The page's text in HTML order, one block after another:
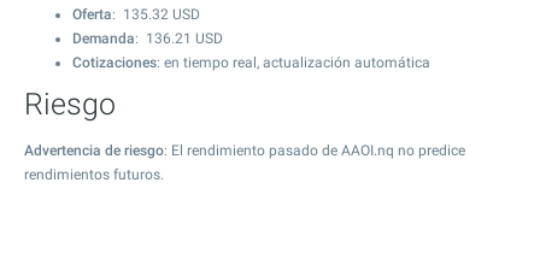
Oferta: 135.32 USD
Demanda: 136.21 USD
Cotizaciones: en tiempo real, actualización automática
Riesgo
Advertencia de riesgo: El rendimiento pasado de AAOI.nq no predice
rendimientos futuros.